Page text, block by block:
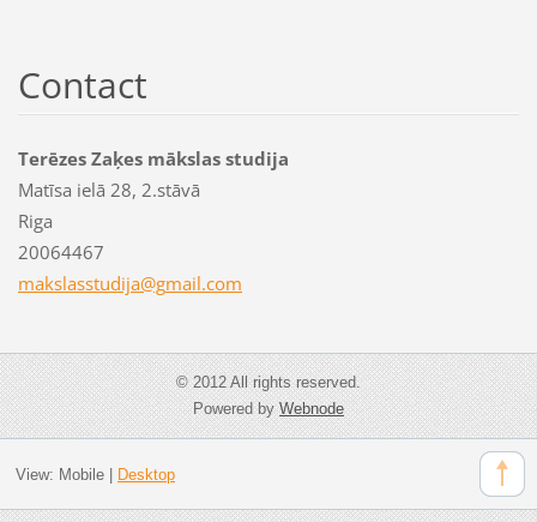
Contact
Terēzes Zaķes mākslas studija
Matīsa ielā 28, 2.stāvā
Riga
20064467
makslasstudija@gmail.com
© 2012 All rights reserved.
Powered byWebnode
View: Mobile| Desktop